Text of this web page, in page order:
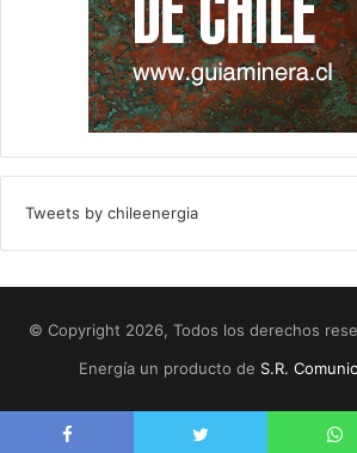
Tweets by chileenergia
© Copyright 2026, Todos los derechos
Energía un producto de S.R.